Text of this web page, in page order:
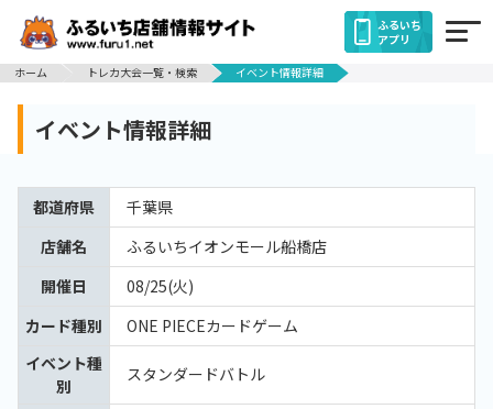
ふるいち
アプリ
ホーム
トレカ大会一覧・検索 イベント情報詳細
イベント情報詳細
都道府県
千葉県
店舗名
ふるいちイオンモール船橋店
開催日
08/25(火)
カード種別
ONE PIECEカードゲーム
イベント種
別
スタンダードバトル